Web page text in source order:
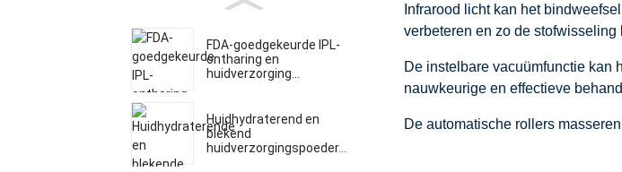
FDA-goedgekeurde IPL-
ontharing en
huidverzorging...
Huidhydraterend en
blekend
huidverzorgingspoeder...
Infrarood licht kan het
verbeteren en zo de stofwisseling
De instelbare vacuümfunctie kan
nauwkeurige en effectieve
De automatische rollers